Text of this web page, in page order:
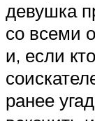
девушка
со всеми
и, если
ранее